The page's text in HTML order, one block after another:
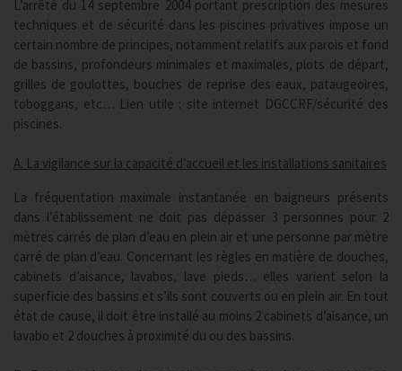
L’arrêté du 14 septembre 2004 portant prescription des mesures
techniques et de sécurité dans les piscines privatives impose un
certain nombre de principes, notamment relatifs aux parois et fond
de bassins, profondeurs minimales et maximales, plots de départ,
grilles de goulottes, bouches de reprise des eaux, pataugeoires,
toboggans, etc… Lien utile : site internet DGCCRF/sécurité des
piscines.
A. La vigilance sur la capacité d’accueil et les installations sanitaires
La fréquentation maximale instantanée en baigneurs présents
dans l’établissement ne doit pas dépasser 3 personnes pour 2
mètres carrés de plan d’eau en plein air et une personne par mètre
carré de plan d’eau. Concernant les règles en matière de douches,
cabinets d’aisance, lavabos, lave pieds… elles varient selon la
superficie des bassins et s’ils sont couverts ou en plein air. En tout
état de cause, il doit être installé au moins 2 cabinets d’aisance, un
lavabo et 2 douches à proximité du ou des bassins.